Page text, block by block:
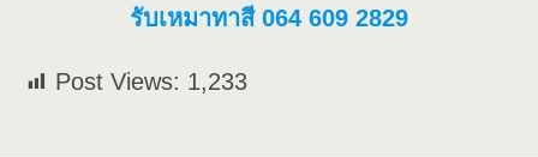
รับเหมาทาสี 064 609 2829
Post Views: 1,233